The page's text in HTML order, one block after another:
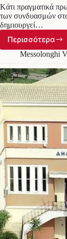
Kάτι πραγματικά
των συνδυασμών
δημιουργεί…
Περισσότερα
τον
του
για
να
στηρίξει
τον
νυν
Messolonghi